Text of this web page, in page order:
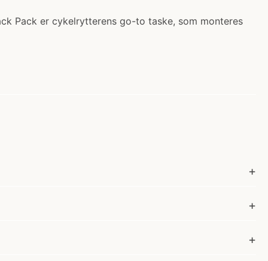
Pack er cykelrytterens go-to taske, som monteres